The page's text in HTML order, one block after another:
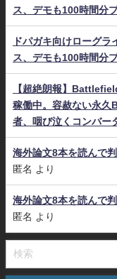
ス、デモも100時間分
ドパガキ向けローグ
ス、デモも100時間分
【超絶朗報】
稼働中。容赦ない永久
者、咽び泣くコンバー
海外論文8本を読んで
匿名 より
海外論文8本を読んで
匿名 より